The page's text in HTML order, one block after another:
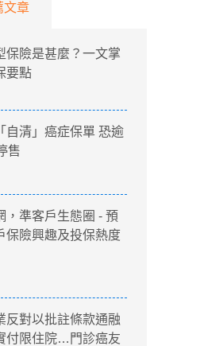
文章
保險是甚麼？一文掌
要點
自清」癌症保單 恐逾
售
，準客戶生態圈 - 預
保險興趣及投保熱度
反對以批註條款通融
付限住院…門診癌友